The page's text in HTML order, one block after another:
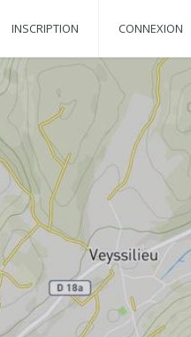
INSCRIPTION CONNEXION